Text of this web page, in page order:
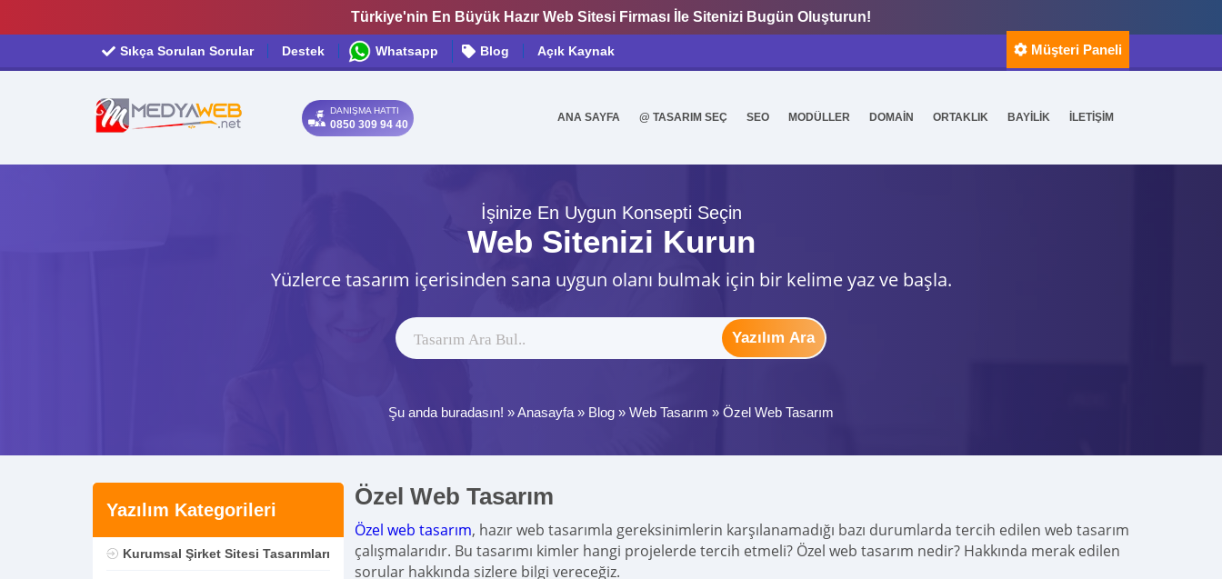
Türkiye'nin En Büyük Hazır Web Sitesi Firması İle Sitenizi Bugün Oluşturun!
Sıkça Sorulan Sorular Destek Whatsapp Blog Açık Kaynak Müşteri Paneli
DANIŞMA HATTI
0850 309 94 40
ANA SAYFA @ TASARIM SEÇ SEO MODÜLLER DOMAİN ORTAKLIK BAYİLİK İLETİŞİM
İşinize En Uygun Konsepti Seçin
Web Sitenizi Kurun
Yüzlerce tasarım içerisinden sana uygun olanı bulmak için bir kelime yaz ve başla.
Yazılım Ara
Şu anda buradasın! »Anasayfa » Blog » Web Tasarım » Özel Web Tasarım
Yazılım Kategorileri
Kurumsal Şirket Sitesi Tasarımları
Özel Web Tasarım
Özel web tasarım, hazır web tasarımla gereksinimlerin karşılanamadığı bazı durumlarda tercih edilen web tasarım
çalışmalarıdır. Bu tasarımı kimler hangi projelerde tercih etmeli? Özel web tasarım nedir? Hakkında merak edilen
sorular hakkında sizlere bilgi vereceğiz.